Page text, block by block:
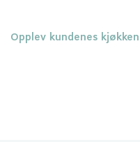
Opplev kundenes kjøkken